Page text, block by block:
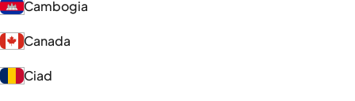
Cambogia
Canada
Ciad